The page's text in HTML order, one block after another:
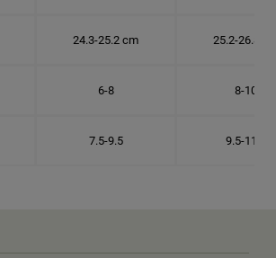
24.3-25.2 cm 25.2-26.8
6-8 8-10
7.5-9.5 9.5-11.5